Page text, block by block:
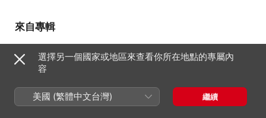
來自專輯
BBC 交響樂團、李奧納德・史拉特金
選擇另一個國家或地區來查看你所在地點的專屬內
容
美國 (繁體中文台灣) 繼續